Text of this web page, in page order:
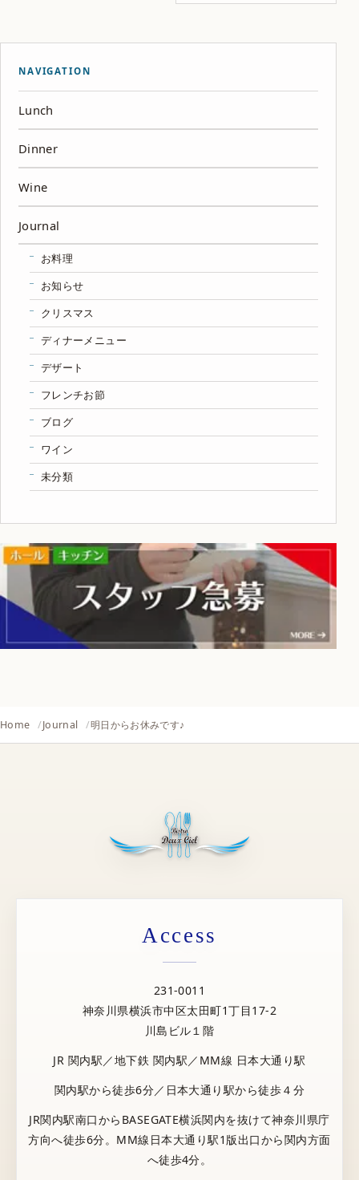
NAVIGATION
Lunch
Dinner
Wine
Journal
お料理
お知らせ
クリスマス
ディナーメニュー
デザート
フレンチお節
ブログ
ワイン
未分類
Home Journal 明日からお休みです♪
Access
231-0011
神奈川県横浜市中区太田町1丁目17-2
川島ビル１階
JR 関内駅／地下鉄 関内駅／MM線 日本大通り駅
関内駅から徒歩6分／日本大通り駅から徒歩４分
JR関内駅南口からBASEGATE横浜関内を抜けて神奈川県庁
方向へ徒歩6分。MM線日本大通り駅1版出口から関内方面
へ徒歩4分。